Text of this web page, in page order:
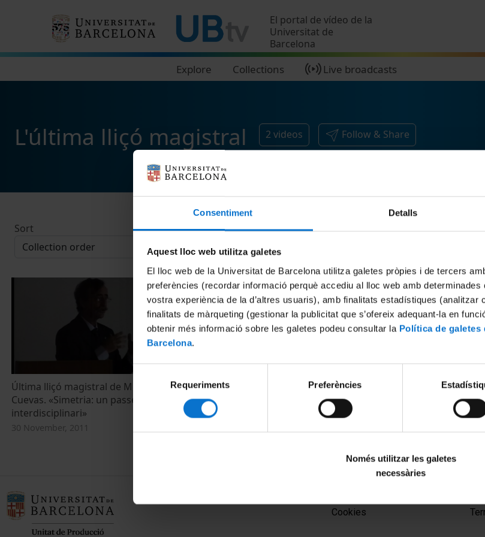
Consentiment Detalls
Aquest lloc web utilitza galetes
El lloc web de la Universitat de Barcelona utilitza galetes pròpies i de tercers
preferències (recordar informació perquè accediu al lloc web amb
vostra experiència de la d’altres usuaris), amb finalitats estadístiques (analitzar
finalitats de màrqueting (gestionar la publicitat que s’ofereix adequant-la en
obtenir més informació sobre les galetes podeu consultar la Política de
Barcelona.
consentiment
Requeriments Preferències
Només utilitzar les galetes
necessàries
El portal de vídeo de la
Universitat de
Barcelona
Explore Collections Live broadcasts
L'última lliçó magistral 2 videos Follow & Share
Sort
Última lliçó magistral de Miquel Àngel
Cuevas. «Simetria: un passeig
interdisciplinari»
30 November, 2011
Última lliçó de Joan Solà 'Construcció
d'una sintaxi normativa: criteris.
Exemples'
Cookies